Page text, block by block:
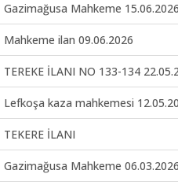
Gazimağusa Mahkeme 15.06.2026
Mahkeme ilan 09.06.2026
TEREKE İLANI NO 133-134
Lefkoşa kaza mahkemesi
TEKERE İLANI
Gazimağusa Mahkeme 06.03.2026